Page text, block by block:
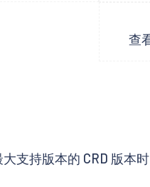
查
支持版本的 CRD 版本